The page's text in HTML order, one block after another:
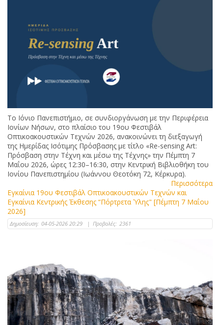
Το Ιόνιο Πανεπιστήμιο, σε συνδιοργάνωση με την Περιφέρεια
Ιονίων Νήσων, στο πλαίσιο του 19ου Φεστιβάλ
Οπτικοακουστικών Τεχνών 2026, ανακοινώνει τη διεξαγωγή
της Ημερίδας Ισότιμης Πρόσβασης με τίτλο «Re-sensing Art:
Πρόσβαση στην Τέχνη και μέσω της Τέχνης» την Πέμπτη 7
Μαΐου 2026, ώρες 12:30–16:30, στην Κεντρική Βιβλιοθήκη του
Ιονίου Πανεπιστημίου (Ιωάννου Θεοτόκη 72, Κέρκυρα).
Περισσότερα
Εγκαίνια 19ου Φεστιβάλ Οπτικοακουστικών Τεχνών και
Εγκαίνια Κεντρικής Έκθεσης “Πόρτρετα Ύλης" [Πέμπτη 7 Μαΐου
2026]
Δημοσίευση: 04-05-2026 20:29 | Προβολές: 2361